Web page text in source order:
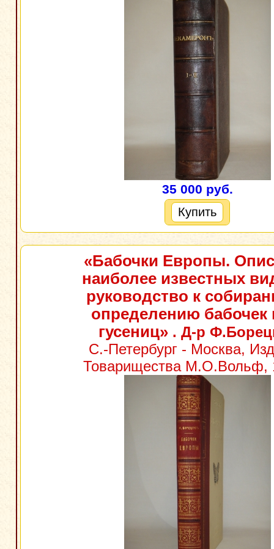
35 000 руб.
Купить
«Бабочки Европы.
наиболее известных
руководство к
определению бабочек
гусениц». Д-р
С.-Петербург - Москва,
Товарищества М.О.Вольф,